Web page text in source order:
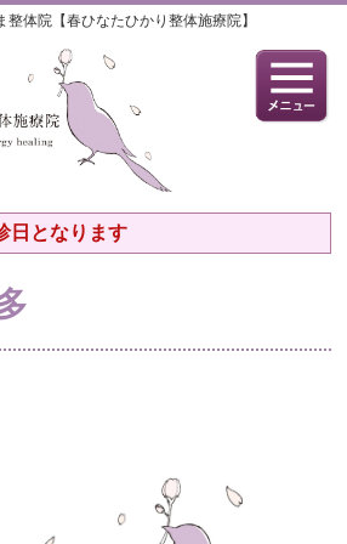
体院【春ひなたひかり整体施療院】
日となります